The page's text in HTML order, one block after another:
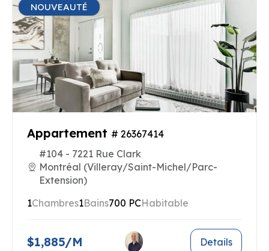
NOUVEAUTÉ
Appartement # 26367414
#104 - 7221 Rue Clark
Montréal (Villeray/Saint-Michel/Parc-
Extension)
1Chambres1Bains700 PCHabitable
$1,885/M Details